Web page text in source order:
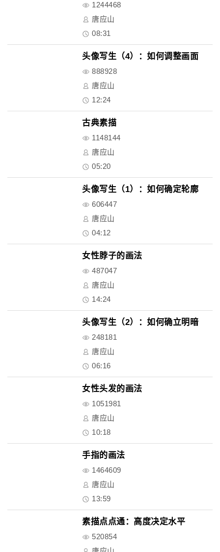
1244468
唐应山
08:31
头像写生（4）：如何调整画面
888928
唐应山
12:24
古典素描
1148144
唐应山
05:20
头像写生（1）：如何确定轮廓
606447
唐应山
04:12
女性脖子的画法
487047
唐应山
14:24
头像写生（2）：如何确立明暗
248181
唐应山
06:16
女性头发的画法
1051981
唐应山
10:18
手指的画法
1464609
唐应山
13:59
素描点点通：高度决定水平
520854